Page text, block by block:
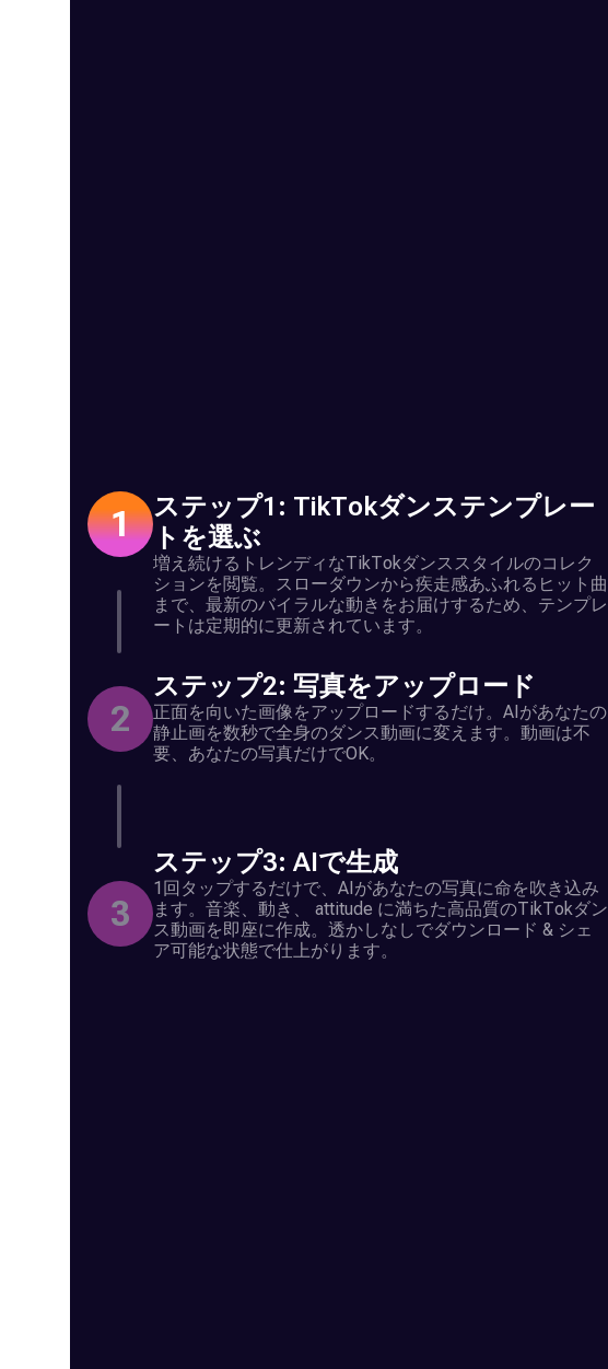
1
2
3
ステップ1: TikTokダンステンプレー
トを選ぶ
増え続けるトレンディなTikTokダンススタイルのコレク
ションを閲覧。スローダウンから疾走感あふれるヒット曲
まで、最新のバイラルな動きをお届けするため、テンプレ
ートは定期的に更新されています。
ステップ2: 写真をアップロード
正面を向いた画像をアップロードするだけ。AIがあなたの
静止画を数秒で全身のダンス動画に変えます。動画は不
要、あなたの写真だけでOK。
ステップ3: AIで生成
1回タップするだけで、AIがあなたの写真に命を吹き込み
ます。音楽、動き、 attitude に満ちた高品質のTikTokダン
ス動画を即座に作成。透かしなしでダウンロード & シェ
ア可能な状態で仕上がります。